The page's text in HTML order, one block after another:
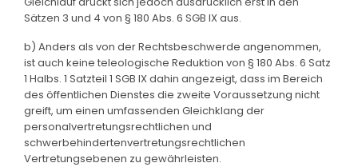
Sätzen 3 und 4 von § 180 Abs. 6 SGB IX aus.
b) Anders als von der Rechtsbeschwerde angenommen,
ist auch keine teleologische Reduktion von § 180 Abs. 6 Satz
1 Halbs. 1 Satzteil 1 SGB IX dahin angezeigt, dass im Bereich
des öffentlichen Dienstes die zweite Voraussetzung nicht
greift, um einen umfassenden Gleichklang der
personalvertretungsrechtlichen und
schwerbehindertenvertretungsrechtlichen
Vertretungsebenen zu gewährleisten.